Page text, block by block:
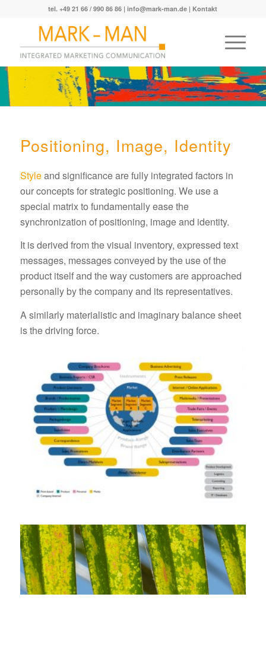
tel. +49 21 66 / 990 86 86 |info@mark-man.de | Kontakt
Positioning, Image, Identity
Styleand significance are fully integrated factors in
our concepts for strategic positioning. We use a
special matrix to fundamentally ease the
synchronization of positioning, image and identity.
It is derived from the visual inventory, expressed text
messages, messages conveyed by the use of the
product itself and the way customers are approached
personally by the company and its representatives.
A similarly materialistic and imaginary balance sheet
is the driving force.